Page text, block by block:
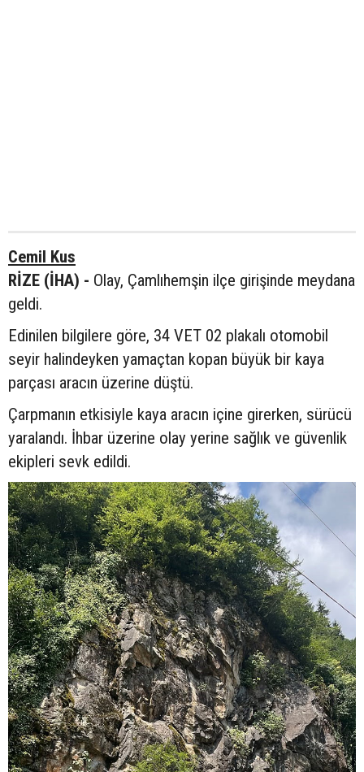
Cemil Kus
RİZE (İHA) - Olay, Çamlıhemşin ilçe girişinde meydana
geldi.
Edinilen bilgilere göre, 34 VET 02 plakalı otomobil
seyir halindeyken yamaçtan kopan büyük bir kaya
parçası aracın üzerine düştü.
Çarpmanın etkisiyle kaya aracın içine girerken, sürücü
yaralandı. İhbar üzerine olay yerine sağlık ve güvenlik
ekipleri sevk edildi.